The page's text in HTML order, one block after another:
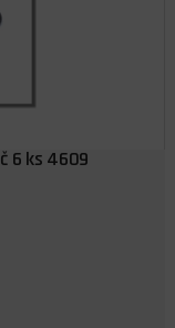
6 ks 4609